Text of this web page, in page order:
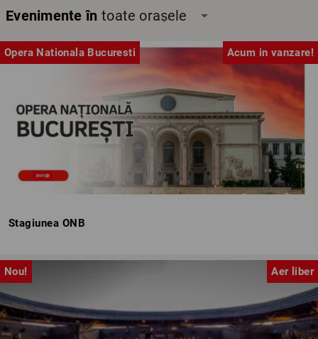
Evenimente în toate orașele arrow_drop_down
Opera Nationala Bucuresti Acum in vanzare!
Stagiunea ONB
Nou! Aer liber